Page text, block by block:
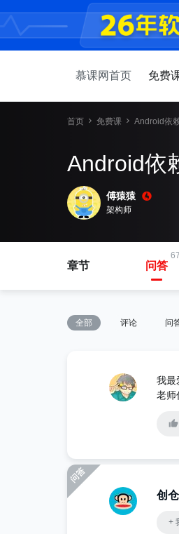
慕课网首页 免费
首页 免费课 Android依
Android依
傅猿猿
架构师
章节
67
问答
全部 评论 问
我最
老师
创
+